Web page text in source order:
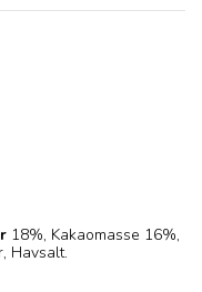
18%, Kakaomasse 16%,
Havsalt.